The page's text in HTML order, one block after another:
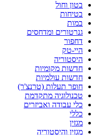
בטון וחול
בטיחות
במות
גנרטורים ומדחסים
דחפור
היי-טק
היסטוריה
חדשות מקומיות
חדשות עולמיות
חופר תעלות (טרנצ'ר)
טכנולוגיה מתקדמת
כלי עבודה ואביזרים
כללי
מגזין
מגזין והיסטוריה